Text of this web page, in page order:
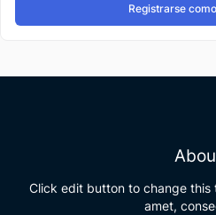
Registrarse
Click edit button to change this
amet,